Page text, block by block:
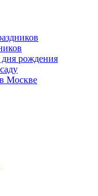
дня рождения
Москве